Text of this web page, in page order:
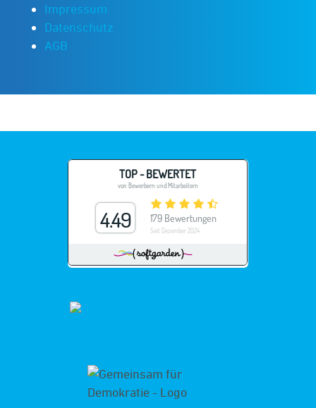
Impressum
Datenschutz
AGB